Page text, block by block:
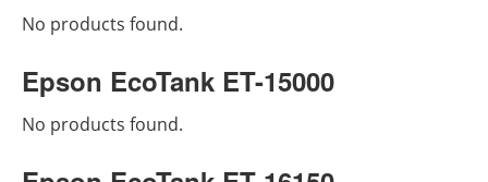
No products found.
Epson EcoTank ET-15000
No products found.